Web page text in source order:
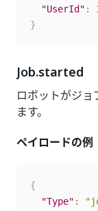
"UserId" :
}
Job.started
ロボットがジ
ます。
ペイロードの例
{
"Type" :